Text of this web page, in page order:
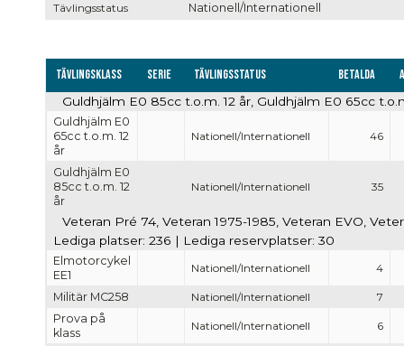
Tävlingsstatus
Nationell/Internationell
Tävlingsklass Serie Tävlingsstatus Betalda
Guldhjälm E0 85cc t.o.m. 12 år, Guldhjälm E0 65cc
Guldhjälm E0
65cc t.o.m. 12
år
Nationell/Internationell 46
Guldhjälm E0
85cc t.o.m. 12
år
Nationell/Internationell 35
Veteran Pré 74, Veteran 1975-1985, Veteran EVO,
Lediga platser: 236 | Lediga reservplatser: 30
Elmotorcykel
EE1
Nationell/Internationell 4
Militär MC258 Nationell/Internationell
7
Prova på
klass
Nationell/Internationell 6